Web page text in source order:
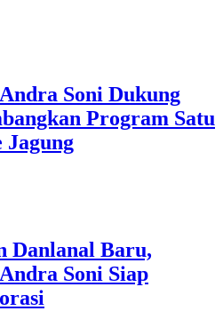
Soni Dukung
Program Satu
Jagung
Danlanal Baru,
Soni Siap